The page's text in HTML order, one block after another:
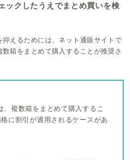
ックしたうえでまとめ買いを検
抑えるためには、ネット通販サイトで
箱をまとめて購入することが推奨さ
、複数箱をまとめて購入するこ
に割引が適用されるケースがあ